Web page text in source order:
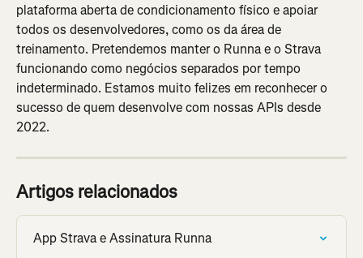
plataforma aberta de condicionamento físico e apoiar
todos os desenvolvedores, como os da área de
treinamento. Pretendemos manter o Runna e o Strava
funcionando como negócios separados por tempo
indeterminado. Estamos muito felizes em reconhecer o
sucesso de quem desenvolve com nossas APIs desde
2022.
Artigos relacionados
App Strava e Assinatura Runna